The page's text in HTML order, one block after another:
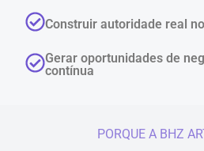
Construir autoridade real
Gerar oportunidades de
contínua
PORQUE A BHZ